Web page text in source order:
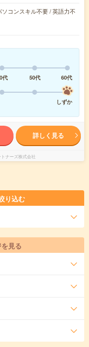
コンスキル不要 / 英語力不
代 50代
60代
しずか
詳しく見る
ナーズ株式会社
り込む
見る